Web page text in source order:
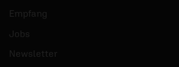
Empfang
Jobs
Newsletter